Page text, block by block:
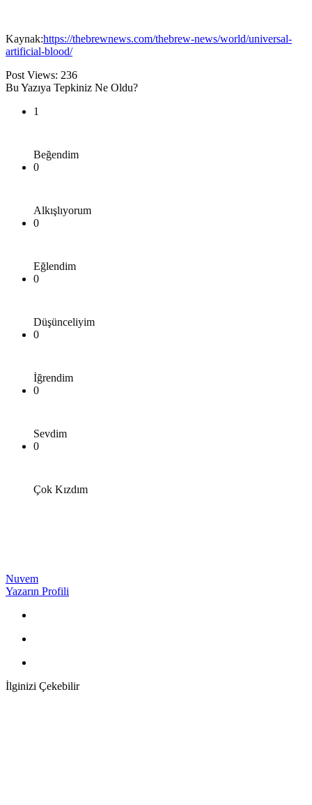
Kaynak:https://thebrewnews.com/thebrew-news/world/universal-
artificial-blood/
Post Views: 236
Bu Yazıya Tepkiniz Ne Oldu?
1
Beğendim
0
Alkışlıyorum
0
Eğlendim
0
Düşünceliyim
0
İğrendim
0
Sevdim
0
Çok Kızdım
Nuvem
Yazarın Profili
İlginizi Çekebilir